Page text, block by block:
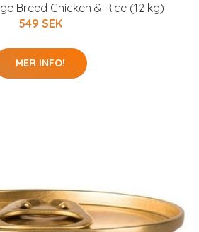
Breed Chicken & Rice (12 kg)
549 SEK
MER INFO!